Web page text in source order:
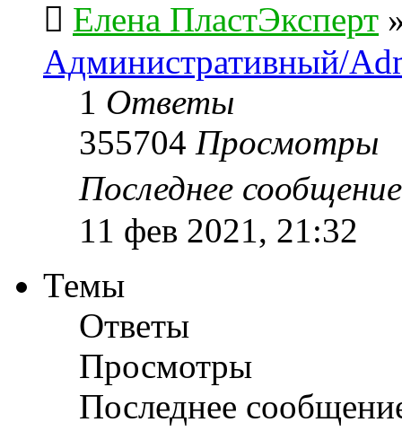
Елена ПластЭксперт
Административный/
1 Ответы
355704 Просмотры
Последнее
11 фев 2021, 21:32
Темы
Ответы
Просмотры
Последнее